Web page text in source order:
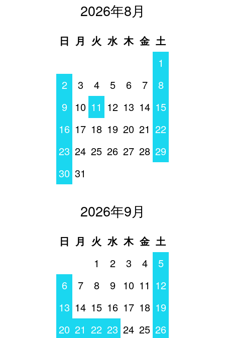
2026年8月
日 月 火 水 木 金 土
1
2
3 4 5 6 7
8
9
10 11 12 13 14 15
16 17 18 19 20 21 22
23 24 25 26 27 28 29
30 31
2026年9月
日 月 火 水 木 金 土
1
2 3 4
5
6
7 8 9 10 11 12
13 14 15 16 17 18 19
20 21 22 23 24 25 26